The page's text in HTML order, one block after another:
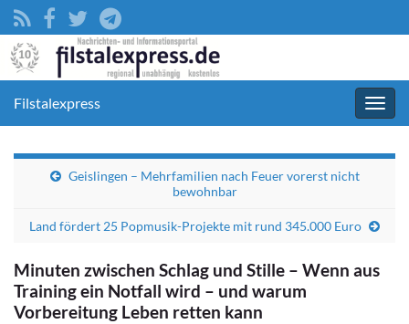
Filstalexpress
Geislingen – Mehrfamilien nach Feuer vorerst nicht
bewohnbar
Land fördert 25 Popmusik-Projekte mit rund 345.000 Euro
Minuten zwischen Schlag und Stille – Wenn aus
Training ein Notfall wird – und warum
Vorbereitung Leben retten kann